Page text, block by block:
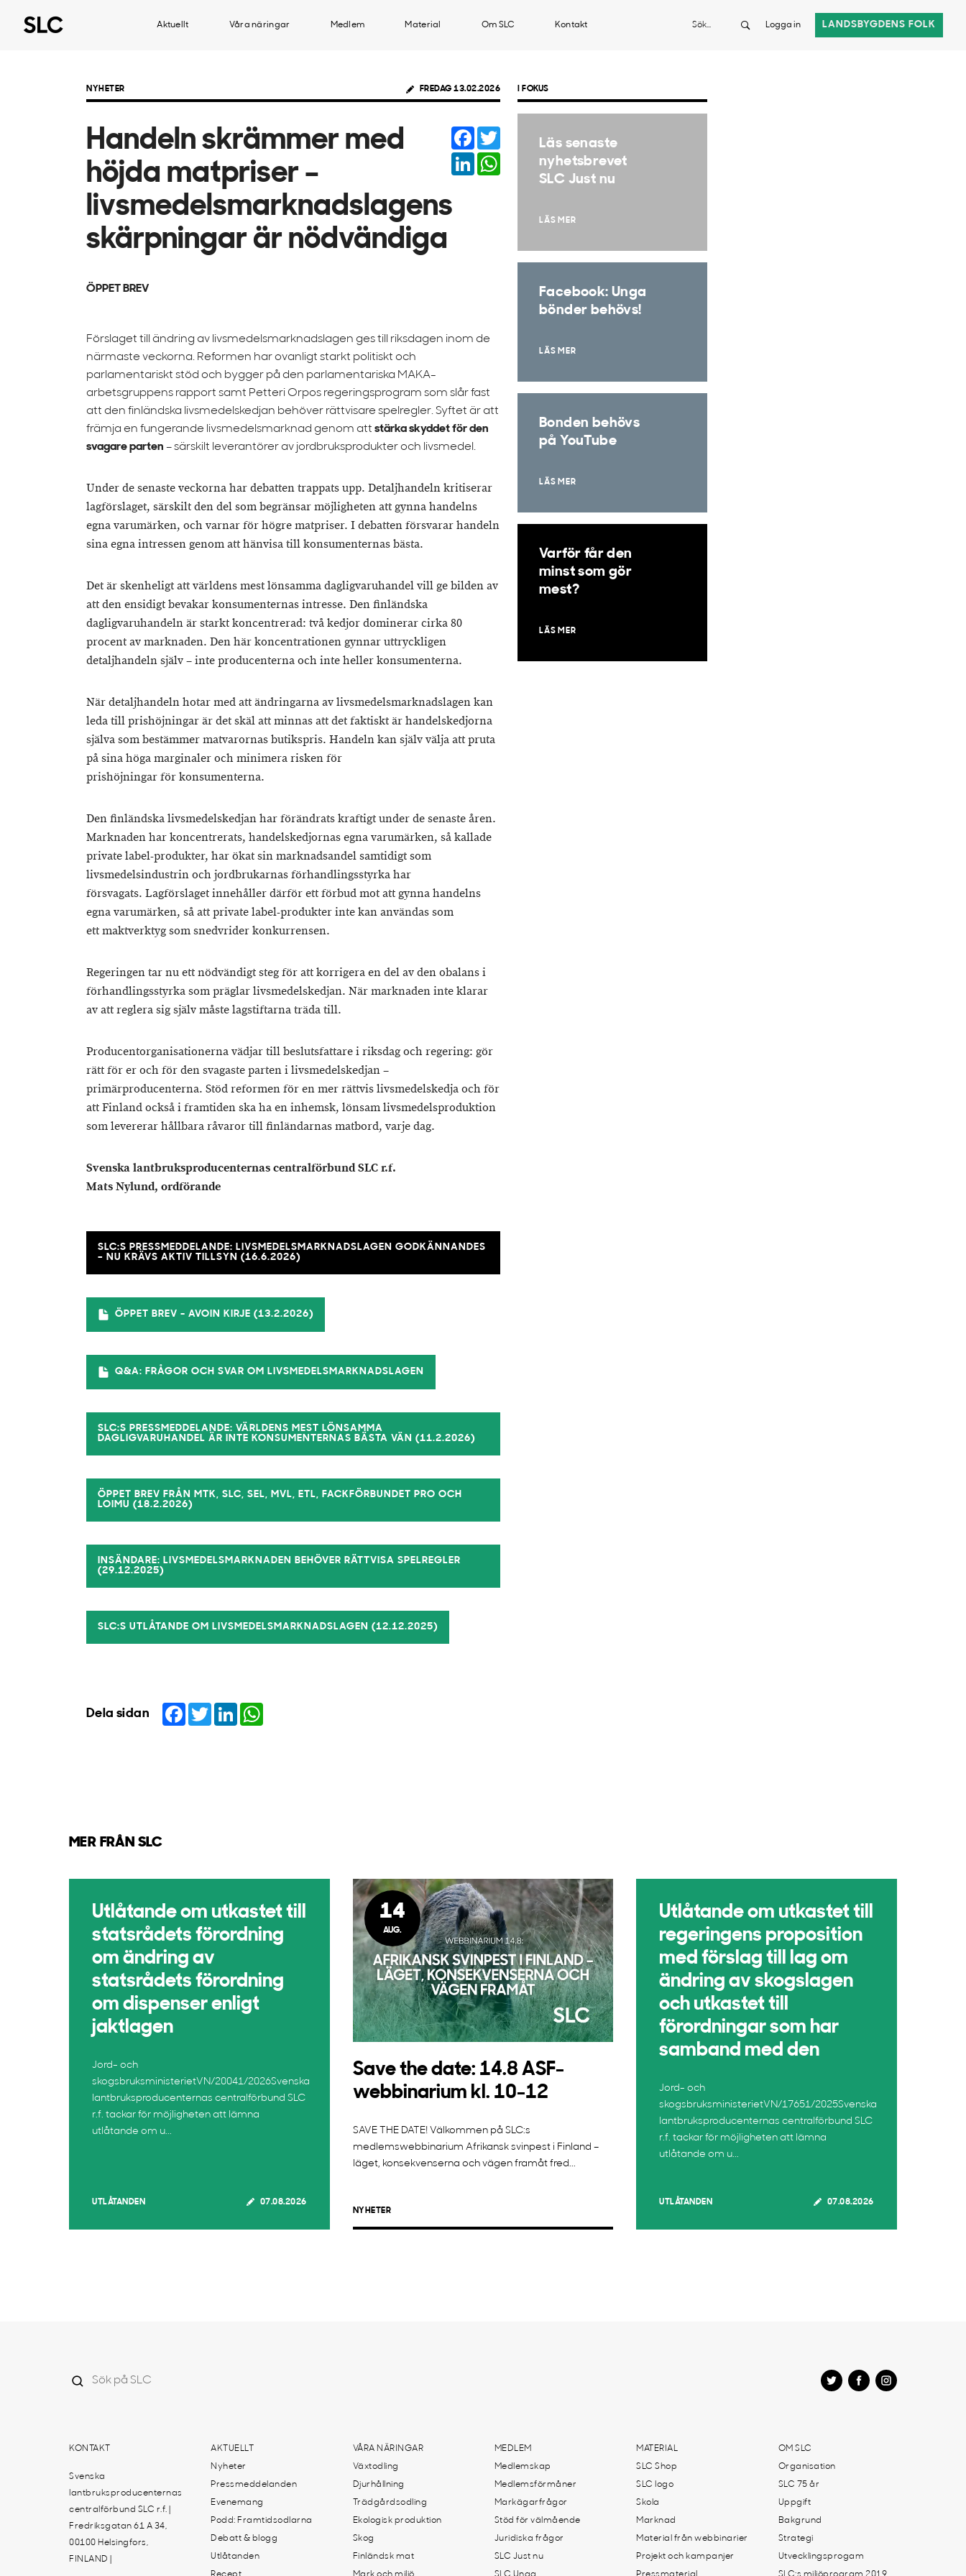
Aktuellt Våra näringar Medlem Material Om SLC Kontakt Sök Logga in LANDSBYGDENS FOLK
NYHETER FREDAG 13.02.2026
Handeln skrämmer med
höjda matpriser –
livsmedelsmarknadslagens
skärpningar är nödvändiga
Facebook
LinkedInWhatsApp
ÖPPET BREV
Förslaget till ändring av livsmedelsmarknadslagen ges till riksdagen inom de
närmaste veckorna. Reformen har ovanligt starkt politiskt och
parlamentariskt stöd och bygger på den parlamentariska MAKA-
arbetsgruppens rapport samt Petteri Orpos regeringsprogram som slår fast
att den finländska livsmedelskedjan behöver rättvisare spelregler. Syftet är att
främja en fungerande livsmedelsmarknad genom att stärka skyddet för den
svagare parten – särskilt leverantörer av jordbruksprodukter och livsmedel.
Under de senaste veckorna har debatten trappats upp. Detaljhandeln kritiserar
lagförslaget, särskilt den del som begränsar möjligheten att gynna handelns
egna varumärken, och varnar för högre matpriser. I debatten försvarar handeln
sina egna intressen genom att hänvisa till konsumenternas bästa.
Det är skenheligt att världens mest lönsamma dagligvaruhandel vill ge bilden av
att den ensidigt bevakar konsumenternas intresse. Den finländska
dagligvaruhandeln är starkt koncentrerad: två kedjor dominerar cirka 80
procent av marknaden. Den här koncentrationen gynnar uttryckligen
detaljhandeln själv – inte producenterna och inte heller konsumenterna.
När detaljhandeln hotar med att ändringarna av livsmedelsmarknadslagen kan
leda till prishöjningar är det skäl att minnas att det faktiskt är handelskedjorna
själva som bestämmer matvarornas butikspris. Handeln kan själv välja att pruta
på sina höga marginaler och minimera risken för
prishöjningar för konsumenterna.
Den finländska livsmedelskedjan har förändrats kraftigt under de senaste åren.
Marknaden har koncentrerats, handelskedjornas egna varumärken, så kallade
private label-produkter, har ökat sin marknadsandel samtidigt som
livsmedelsindustrin och jordbrukarnas förhandlingsstyrka har
försvagats. Lagförslaget innehåller därför ett förbud mot att gynna handelns
egna varumärken, så att private label-produkter inte kan användas som
ett maktverktyg som snedvrider konkurrensen.
Regeringen tar nu ett nödvändigt steg för att korrigera en del av den obalans i
förhandlingsstyrka som präglar livsmedelskedjan. När marknaden inte klarar
av att reglera sig själv måste lagstiftarna träda till.
Producentorganisationerna vädjar till beslutsfattare i riksdag och regering: gör
rätt för er och för den svagaste parten i livsmedelskedjan –
primärproducenterna. Stöd reformen för en mer rättvis livsmedelskedja och för
att Finland också i framtiden ska ha en inhemsk, lönsam livsmedelsproduktion
som levererar hållbara råvaror till finländarnas matbord, varje dag.
Svenska lantbruksproducenternas centralförbund SLC r.f.
Mats Nylund, ordförande
SLC:S PRESSMEDDELANDE: LIVSMEDELSMARKNADSLAGEN GODKÄNNANDES
– NU KRÄVS AKTIV TILLSYN (16.6.2026)
ÖPPET BREV - AVOIN KIRJE (13.2.2026)
Q&A: FRÅGOR OCH SVAR OM LIVSMEDELSMARKNADSLAGEN
SLC:S PRESSMEDDELANDE: VÄRLDENS MEST LÖNSAMMA
DAGLIGVARUHANDEL ÄR INTE KONSUMENTERNAS BÄSTA VÄN (11.2.2026)
ÖPPET BREV FRÅN MTK, SLC, SEL, MVL, ETL, FACKFÖRBUNDET PRO OCH
LOIMU (18.2.2026)
INSÄNDARE: LIVSMEDELSMARKNADEN BEHÖVER RÄTTVISA SPELREGLER
(29.12.2025)
SLC:S UTLÅTANDE OM LIVSMEDELSMARKNADSLAGEN (12.12.2025)
Dela sidan Facebook
TwitterLinkedIn
I FOKUS
Läs senaste
nyhetsbrevet
SLC Just nu
LÄS MER
Facebook: Unga
bönder behövs!
LÄS MER
Bonden behövs
på YouTube
LÄS MER
Varför får den
minst som gör
mest?
LÄS MER
MER FRÅN SLC
Utlåtande om utkastet till
statsrådets förordning
om ändring av
statsrådets förordning
om dispenser enligt
jaktlagen
Jord- och
skogsbruksministerietVN/20041/2026Svenska
lantbruksproducenternas centralförbund SLC
r.f. tackar för möjligheten att lämna
utlåtande om u...
UTLÅTANDEN 07.08.2026
14
AUG.
Save the date: 14.8 ASF-
webbinarium kl. 10-12
SAVE THE DATE! Välkommen på SLC:s
medlemswebbinarium Afrikansk svinpest i Finland –
läget, konsekvenserna och vägen framåt fred...
NYHETER
Utlåtande om utkastet till
regeringens proposition
med förslag till lag om
ändring av skogslagen
och utkastet till
förordningar som har
samband med den
Jord- och
skogsbruksministerietVN/17651/2025Svenska
lantbruksproducenternas centralförbund SLC
r.f. tackar för möjligheten att lämna
utlåtande om u...
UTLÅTANDEN 07.08.2026
KONTAKT
Svenska
lantbruksproducenternas
centralförbund SLC r.f. |
Fredriksgatan 61 A 34,
00100 Helsingfors,
FINLAND |
AKTUELLT
Nyheter
Pressmeddelanden
Evenemang
Podd: Framtidsodlarna
Debatt & blogg
Utlåtanden
VÅRA NÄRINGAR
Växtodling
Djurhållning
Trädgårdsodling
Ekologisk produktion
Skog
Finländsk mat
MEDLEM
Medlemskap
Medlemsförmåner
Markägarfrågor
Stöd för välmående
Juridiska frågor
SLC Just nu
MATERIAL
SLC Shop
SLC logo
Skola
Marknad
Material från webbinarier
Projekt och kampanjer
OM SLC
Organisation
SLC 75 år
Uppgift
Bakgrund
Strategi
Utvecklingsprogam